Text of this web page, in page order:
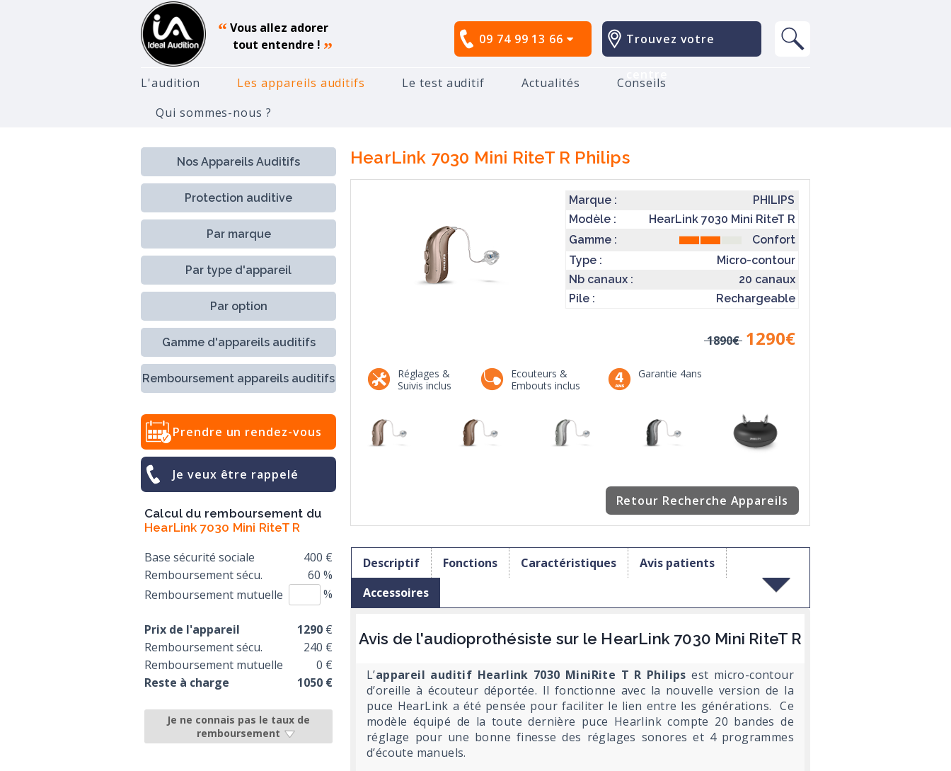
Trouvez votre
09 74 99 13 66
“Vous allez adorer
tout entendre ! ”
L'audition Les appareils auditifs Le test auditif Actualités
Conseils
Qui sommes-nous ?
Accueil Appareils Auditifs
HearLink 7030 Mini RiteT R Philips
Marque :
PHILIPS
Modèle :
HearLink 7030 Mini RiteT R
Gamme :
Confort
Type :
Micro-contour
Nb canaux :
20 canaux
Pile :
Rechargeable
1890€ 1290€
Réglages &
Suivis inclus
Ecouteurs &
Embouts inclus
Garantie 4ans
Retour Recherche Appareils
Descriptif Fonctions Caractéristiques
Avis patients
Accessoires
Avis de l'audioprothésiste sur le HearLink 7030 Mini RiteT R
L’appareil auditif Hearlink 7030 MiniRite T R Philips est micro-contour
d’oreille à écouteur déportée. Il fonctionne avec la nouvelle version de la
puce HearLink a été pensée pour faciliter le lien entre les générations. Ce
modèle équipé de la toute dernière puce Hearlink compte 20 bandes de
réglage pour une bonne finesse des réglages sonores et 4 programmes
d’écoute manuels.
Nos Appareils Auditifs
Protection auditive
Par marque
Par type d'appareil
Par option
Gamme d'appareils auditifs
Remboursement appareils auditifs
Prendre un rendez-vous
Je veux être rappelé
Calcul du remboursement du
HearLink 7030 Mini RiteT R
Base sécurité sociale
400 €
Remboursement sécu.
60 %
Remboursement mutuelle
%
Prix de l'appareil 1290 €
Remboursement sécu.
240 €
Remboursement mutuelle
0 €
Reste à charge
1050 €
Je ne connais pas le taux de
remboursement